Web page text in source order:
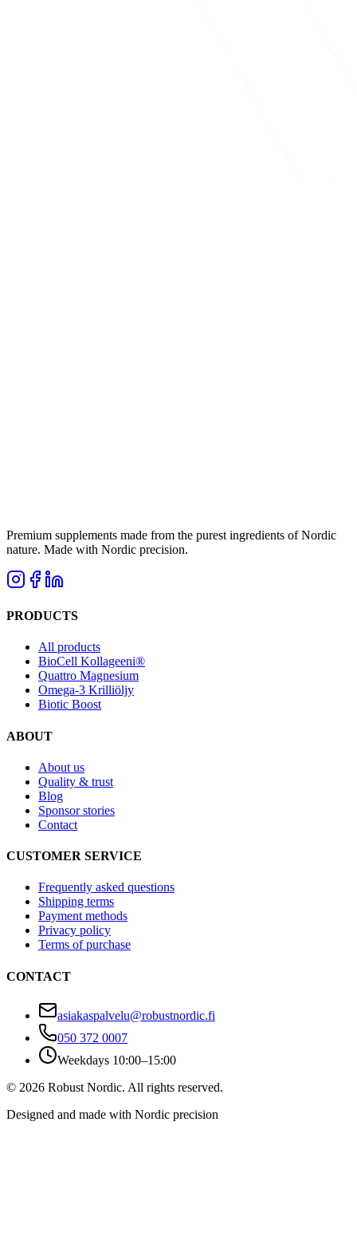
Premium supplements made from the purest ingredients of Nordic
nature. Made with Nordic precision.
PRODUCTS
All products
BioCell Kollageeni®
Quattro Magnesium
Omega-3 Krilliöljy
Biotic Boost
ABOUT
About us
Quality & trust
Blog
Sponsor stories
Contact
CUSTOMER SERVICE
Frequently asked questions
Shipping terms
Payment methods
Privacy policy
Terms of purchase
CONTACT
asiakaspalvelu@robustnordic.fi
050 372 0007
Weekdays 10:00–15:00
© 2026 Robust Nordic. All rights reserved.
Designed and made with Nordic precision